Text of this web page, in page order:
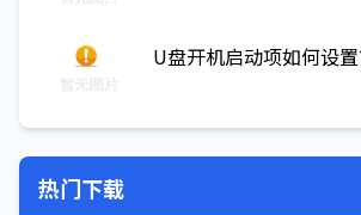
U盘开机启动项如何设置
热门下载